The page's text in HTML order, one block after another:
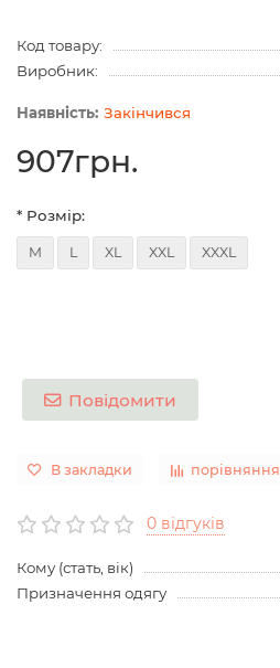
Код товару:
Виробник:
Закінчився
907грн.
* Розмір:
M L XL XXL XXXL
Повідомити
В закладки порівняння
0 відгуків
Кому (стать, вік)
Призначення одягу